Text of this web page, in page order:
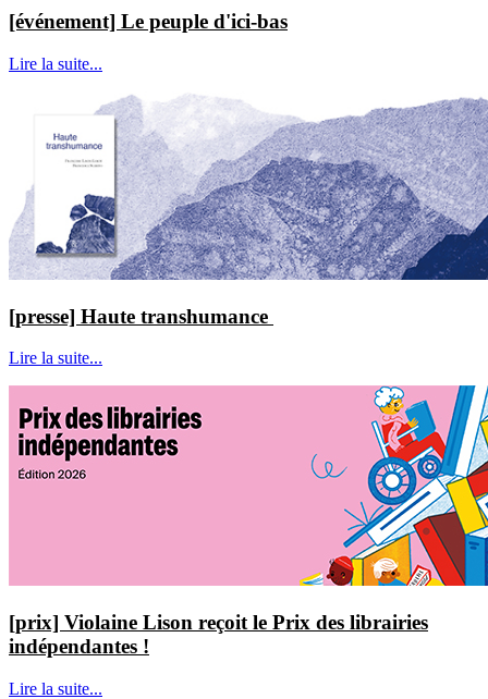
[événement] Le peuple d'ici-bas
Lire la suite...
[presse] Haute transhumance
Lire la suite...
[prix] Violaine Lison reçoit le Prix des librairies
indépendantes !
Lire la suite...